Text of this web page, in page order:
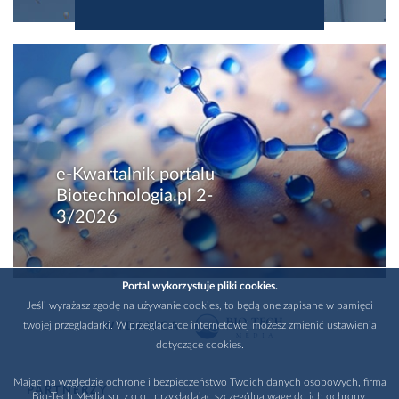
e-Kwartalnik portalu
Biotechnologia.pl 2-
3/2026
WYDAWCA
PARTNERZY
Portal wykorzystuje pliki cookies.
Jeśli wyrażasz zgodę na używanie cookies, to będą one zapisane w pamięci
twojej przeglądarki. W przeglądarce internetowej możesz zmienić ustawienia
dotyczące cookies.
Mając na względzie ochronę i bezpieczeństwo Twoich danych osobowych, firma
Bio-Tech Media sp. z o.o., przykładając szczególną wagę do ich ochrony,